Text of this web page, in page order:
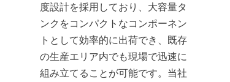
度設計を採用しており、大容量タ
ンクをコンパクトなコンポーネン
トとして効率的に出荷でき、既存
の生産エリア内でも現場で迅速に
組み立てることが可能です。当社